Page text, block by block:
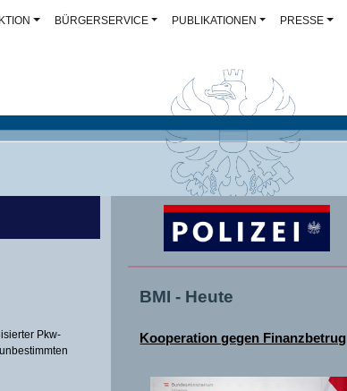
BÜRGERSERVICE PUBLIKATIONEN PRESSE
Pkw-
BMI - Heute
Kooperation gegen Finanzbetrug